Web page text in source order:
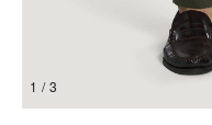
1 / 3